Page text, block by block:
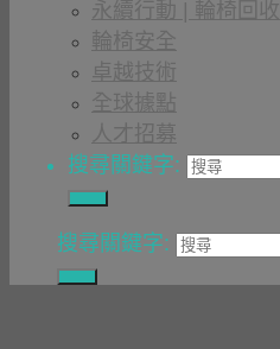
永續行動 | 輪椅回收
輪椅安全
卓越技術
全球據點
人才招募
搜尋關鍵字:
搜尋關鍵字: